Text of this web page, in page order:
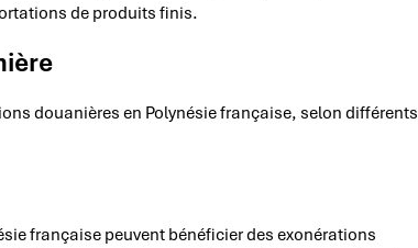
de produits finis.
douanières en Polynésie française, selon différents
française peuvent bénéficier des exonérations